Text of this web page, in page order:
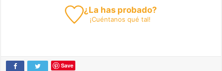
¿La has probado?
¡Cuéntanos qué tal!
Save